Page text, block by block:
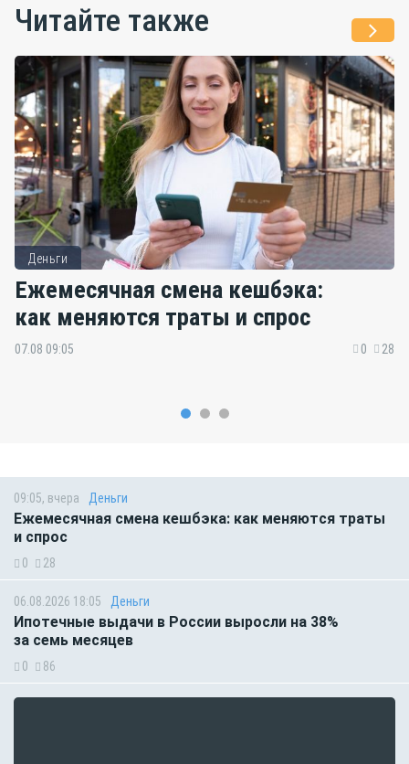
Читайте также
Деньги
Ежемесячная смена кешбэка:
как меняются траты и спрос
07.08 09:05 0 28
09:05, вчера Деньги
Ежемесячная смена кешбэка: как меняются траты
и спрос
0 28
06.08.2026 18:05 Деньги
Ипотечные выдачи в России выросли на 38%
за семь месяцев
0 86